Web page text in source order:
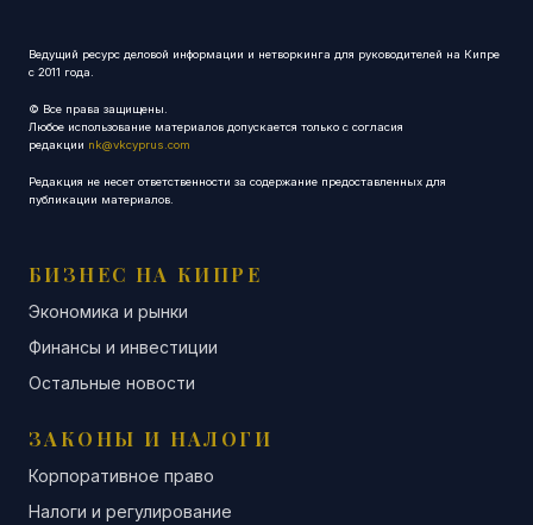
Ведущий ресурс деловой информации и нетворкинга для руководителей на Кипре
с 2011 года.
© Все права защищены.
Любое использование материалов допускается только с согласия
редакции nk@vkcyprus.com
Редакция не несет ответственности за содержание предоставленных для
публикации материалов.
БИЗНЕС НА КИПРЕ
Экономика и рынки
Финансы и инвестиции
Остальные новости
ЗАКОНЫ И НАЛОГИ
Корпоративное право
Налоги и регулирование